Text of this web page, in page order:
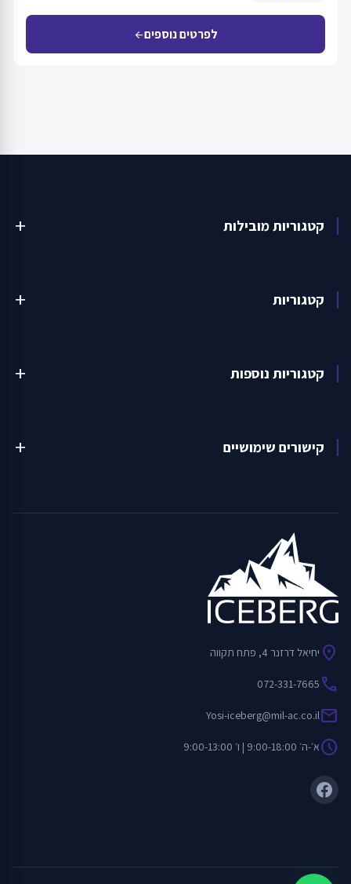
לפרטים נוספיםarrow_back
קטגוריות מובילות add
קטגוריות add
קטגוריות נוספות add
קישורים שימושיים add
location_on יחיאל דרזנר 4, פתח תקווה
call
072-331-7665
mail
Yosi-iceberg@mil-ac.co.il
scheduleא׳-ה׳ 9:00-18:00 | ו׳ 9:00-13:00